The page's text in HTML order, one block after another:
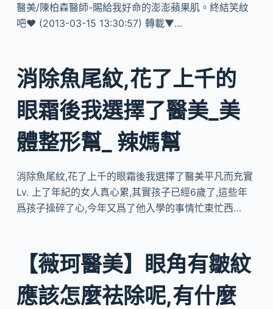
醫美/陳柏森醫師-賜給我好命的澎澎蘋果肌。終結笑紋
吧♥ (2013-03-15 13:30:57) 轉載▼…
消除魚尾紋,花了上千的
眼霜後我選擇了醫美_美
體整形幫_ 辣媽幫
消除魚尾紋,花了上千的眼霜後我選擇了醫美平凡而充實
Lv. 上了年紀的女人真心累,其實孩子已經6歲了,這些年
爲孩子操碎了心,今年又爲了他入學的事情忙東忙西…
【薇珂醫美】眼角有皺紋
應該怎麼祛除呢,有什麼